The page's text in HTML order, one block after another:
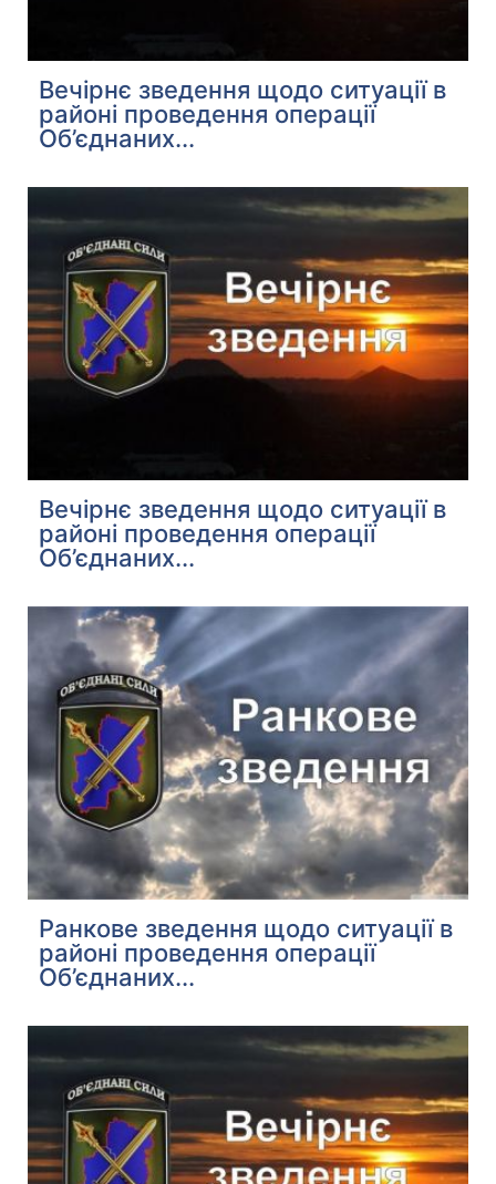
Вечірнє зведення щодо ситуації в
районі проведення операції
Об’єднаних...
Вечірнє зведення щодо ситуації в
районі проведення операції
Об’єднаних...
Ранкове зведення щодо ситуації в
районі проведення операції
Об’єднаних...